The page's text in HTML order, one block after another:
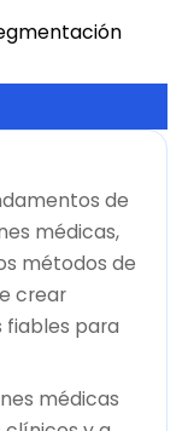
de
médicas,
métodos de
crear
para
médicas